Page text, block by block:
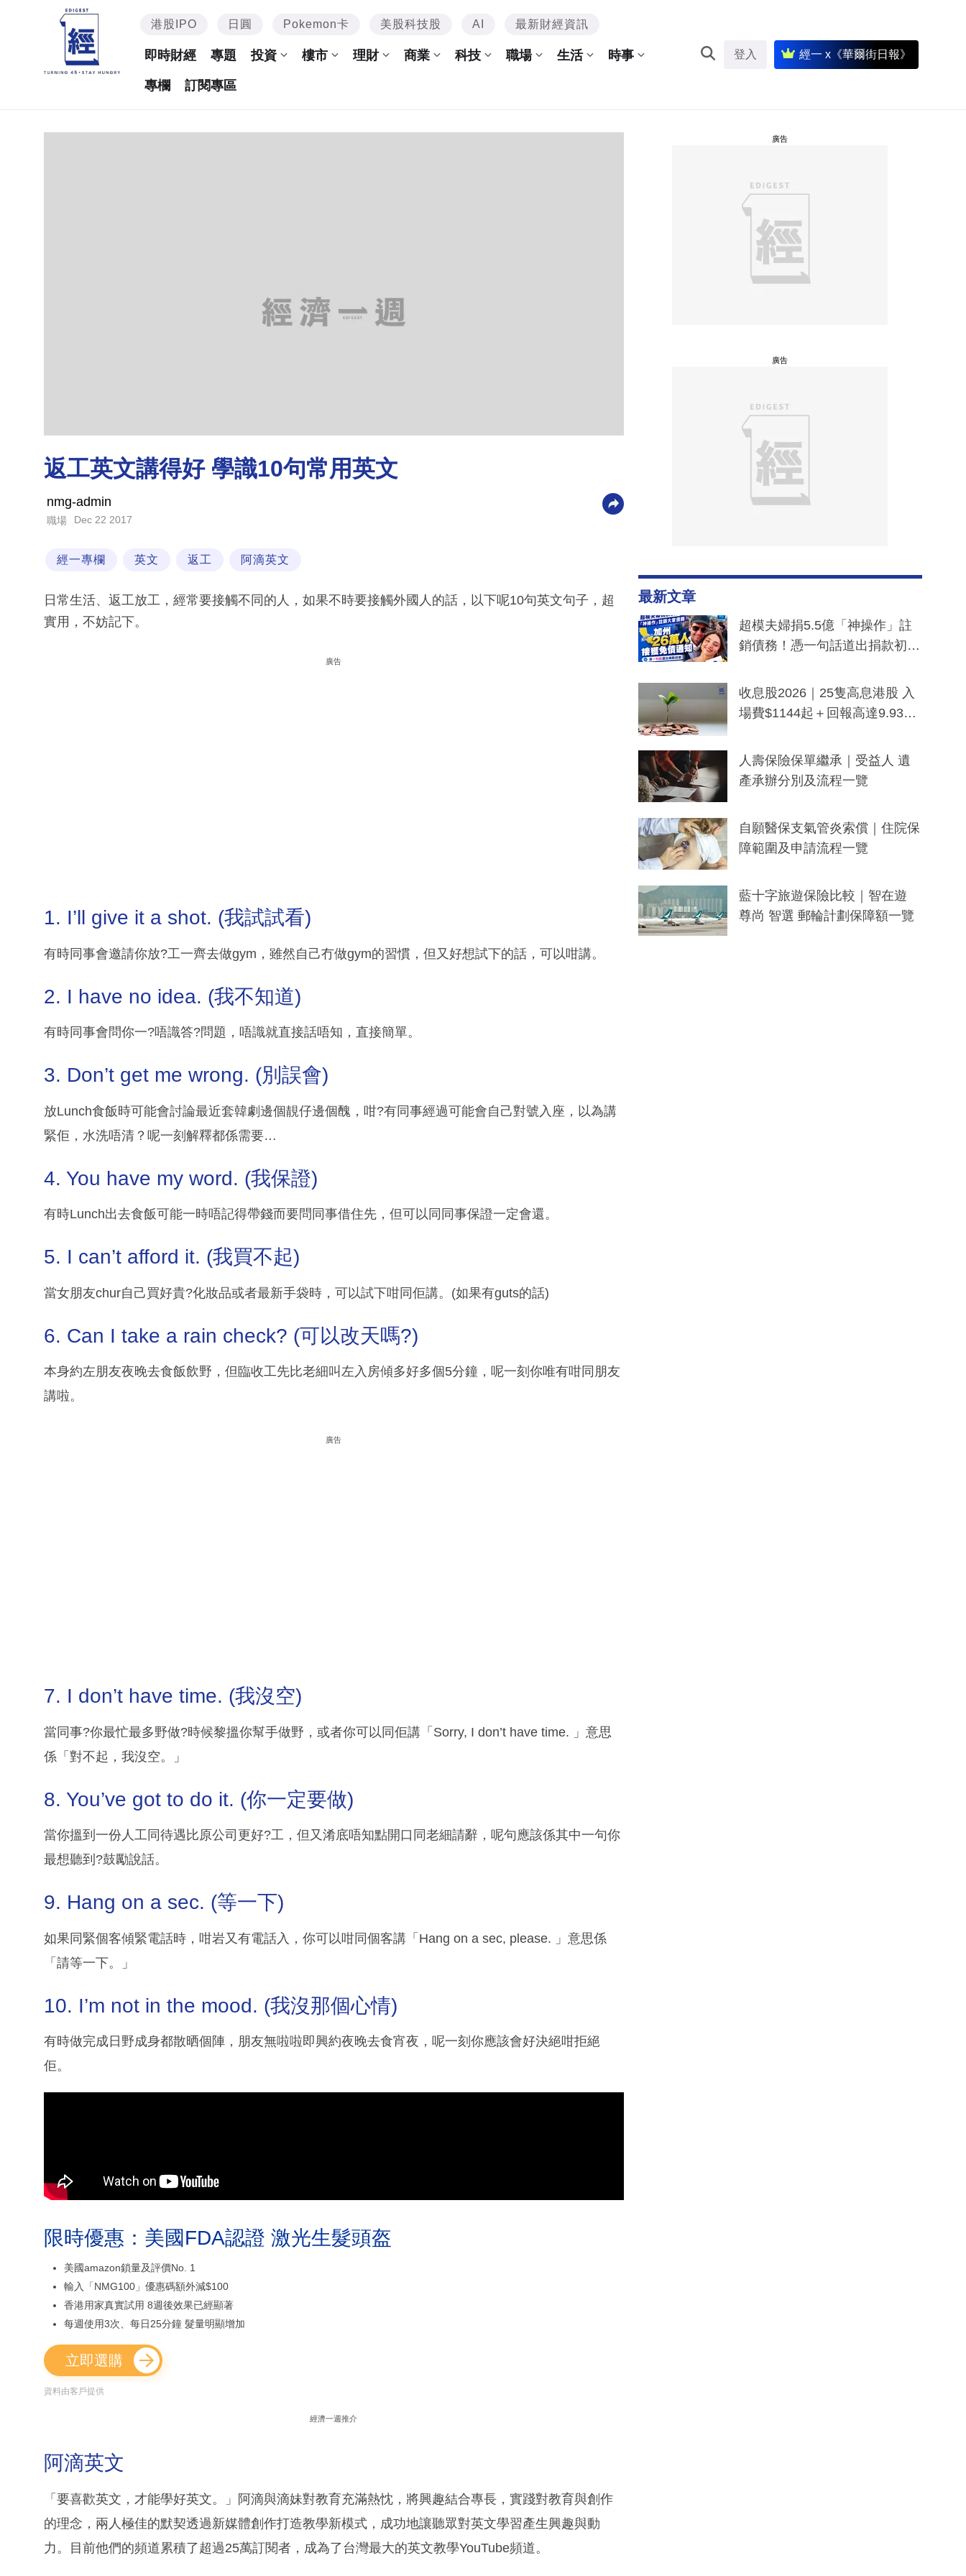
港股IPO 日圓 Pokemon卡 美股科技股 AI 最新財經資訊
即時財經 專題 投資 樓市 理財 商業 科技 職場 生活 時事
專欄 訂閱專區
登入 經一 x《華爾街日報》
返工英文講得好 學識10句常用英文
nmg-admin
職場 Dec 22 2017
經一專欄 英文 返工 阿滴英文
日常生活、返工放工，經常要接觸不同的人，如果不時要接觸外國人的話，以下呢10句英文句子，超
實用，不妨記下。
廣告
1. I’ll give it a shot. (我試試看)
有時同事會邀請你放?工一齊去做gym，雖然自己冇做gym的習慣，但又好想試下的話，可以咁講。
2. I have no idea. (我不知道)
有時同事會問你一?唔識答?問題，唔識就直接話唔知，直接簡單。
3. Don’t get me wrong. (別誤會)
放Lunch食飯時可能會討論最近套韓劇邊個靚仔邊個醜，咁?有同事經過可能會自己對號入座，以為講
緊佢，水洗唔清？呢一刻解釋都係需要…
4. You have my word. (我保證)
有時Lunch出去食飯可能一時唔記得帶錢而要問同事借住先，但可以同同事保證一定會還。
5. I can’t afford it. (我買不起)
當女朋友chur自己買好貴?化妝品或者最新手袋時，可以試下咁同佢講。(如果有guts的話)
6. Can I take a rain check? (可以改天嗎?)
本身約左朋友夜晚去食飯飲野，但臨收工先比老細叫左入房傾多好多個5分鐘，呢一刻你唯有咁同朋友
講啦。
廣告
7. I don’t have time. (我沒空)
當同事?你最忙最多野做?時候黎搵你幫手做野，或者你可以同佢講「Sorry, I don’t have time. 」意思
係「對不起，我沒空。」
8. You’ve got to do it. (你一定要做)
當你搵到一份人工同待遇比原公司更好?工，但又淆底唔知點開口同老細請辭，呢句應該係其中一句你
最想聽到?鼓勵說話。
9. Hang on a sec. (等一下)
如果同緊個客傾緊電話時，咁岩又有電話入，你可以咁同個客講「Hang on a sec, please. 」意思係
「請等一下。」
10. I’m not in the mood. (我沒那個心情)
有時做完成日野成身都散晒個陣，朋友無啦啦即興約夜晚去食宵夜，呢一刻你應該會好決絕咁拒絕
佢。
限時優惠：美國FDA認證 激光生髮頭盔
美國amazon鎖量及評價No. 1
輸入「NMG100」優惠碼額外減$100
香港用家真實試用 8週後效果已經顯著
每週使用3次、每日25分鐘 髮量明顯增加
立即選購
資料由客戶提供
經濟一週推介
阿滴英文
「要喜歡英文，才能學好英文。」阿滴與滴妹對教育充滿熱忱，將興趣結合專長，實踐對教育與創作
的理念，兩人極佳的默契透過新媒體創作打造教學新模式，成功地讓聽眾對英文學習產生興趣與動
力。目前他們的頻道累積了超過25萬訂閱者，成為了台灣最大的英文教學YouTube頻道。
廣告
廣告
最新文章
超模夫婦捐5.5億「神操作」註
銷債務！憑一句話道出捐款初
一度被誤當詐騙手段
收息股2026｜25隻高息港股 入
場費$1144起＋回報高達9.93
人壽保險保單繼承｜受益人 遺
產承辦分別及流程一覽
自願醫保支氣管炎索償｜住院保
障範圍及申請流程一覽
藍十字旅遊保險比較｜智在遊
尊尚 智選 郵輪計劃保障額一覽